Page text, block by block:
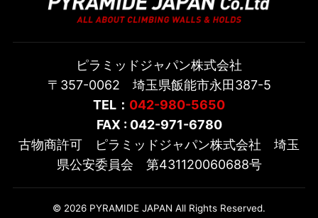
ピラミッドジャパン株式会社
〒357-0062 埼玉県飯能市永田387-5
TEL： 042-980-5650
FAX : 042-971-6780
古物商許可 ピラミッドジャパン株式会社 埼玉
県公安委員会 第431120060688号
© 2026 PYRAMIDE JAPAN All Rights Reserved.